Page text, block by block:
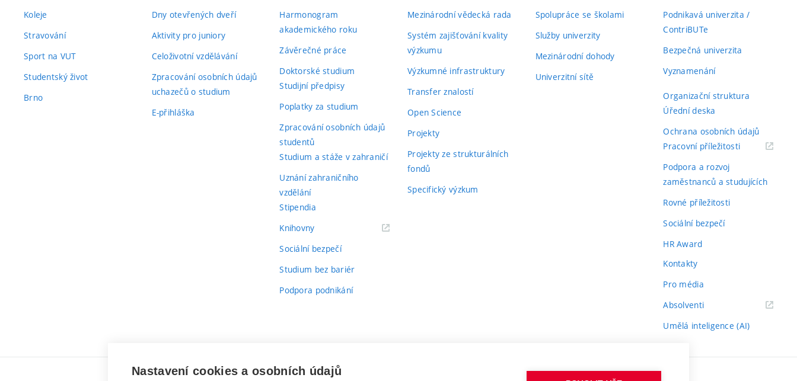
Koleje
Stravování
Sport na VUT
Studentský život
Brno
Dny otevřených dveří
Aktivity pro juniory
Celoživotní vzdělávání
Zpracování osobních údajů
uchazečů o studium
E-přihláška
Harmonogram
akademického roku
Závěrečné práce
Doktorské studium
Studijní předpisy
Poplatky za studium
Zpracování osobních údajů
studentů
Studium a stáže v zahraničí
Uznání zahraničního
vzdělání
Stipendia
Knihovny(externí
Sociální bezpečí
Studium bez bariér
Podpora podnikání
Mezinárodní vědecká rada
Systém zajišťování kvality
výzkumu
Výzkumné infrastruktury
Transfer znalostí
Open Science
Projekty
Projekty ze strukturálních
fondů
Specifický výzkum
Spolupráce se školami
Služby univerzity
Mezinárodní dohody
Univerzitní sítě
Podnikavá univerzita /
ContriBUTe
Bezpečná univerzita
Vyznamenání
Organizační struktura
Úřední deska
Ochrana osobních údajů
Pracovní příležitosti(externí
Podpora a rozvoj
zaměstnanců a studujících
Rovné příležitosti
Sociální bezpečí
HR Award
Kontakty
Pro média
Absolventi(externí
Umělá inteligence (AI)
Nastavení cookies a osobních údajů